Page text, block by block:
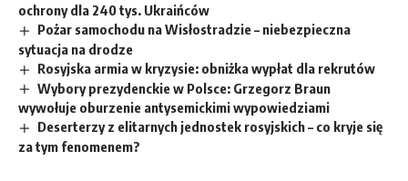
ochrony dla 240 tys. Ukraińców
Pożar samochodu na Wisłostradzie – niebezpieczna
sytuacja na drodze
Rosyjska armia w kryzysie: obniżka wypłat dla rekrutów
Wybory prezydenckie w Polsce: Grzegorz Braun
wywołuje oburzenie antysemickimi wypowiedziami
Deserterzy z elitarnych jednostek rosyjskich – co kryje się
za tym fenomenem?